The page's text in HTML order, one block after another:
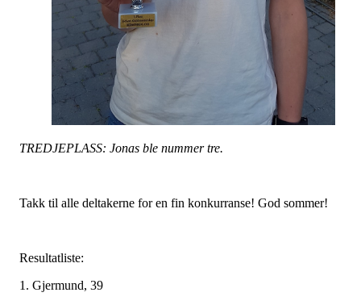
TREDJEPLASS: Jonas ble nummer tre.
Takk til alle deltakerne for en fin konkurranse! God sommer!
Resultatliste:
1. Gjermund, 39